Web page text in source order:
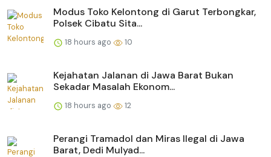
Modus Toko Kelontong di Garut Terbongkar,
Polsek Cibatu Sita...
18 hours ago 10
Kejahatan Jalanan di Jawa Barat Bukan
Sekadar Masalah Ekonom...
18 hours ago 12
Perangi Tramadol dan Miras Ilegal di Jawa
Barat, Dedi Mulyad...